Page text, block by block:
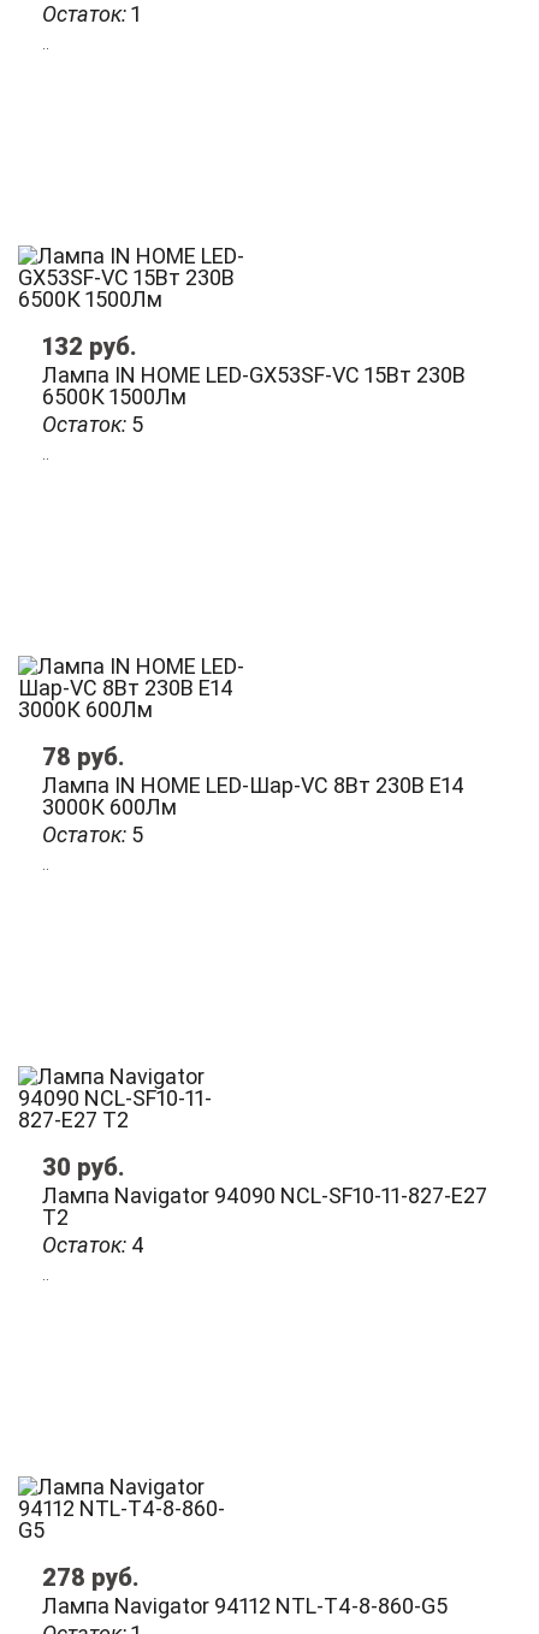
Остаток:1
Остаток: 5
Лампа IN HOME LED-GX53SF-VC 15Вт 230В
6500К 1500Лм
132 руб.
Остаток: 5
Лампа IN HOME LED-Шар-VC 8Вт 230В Е14
3000К 600Лм
78 руб.
Остаток: 4
Лампа Navigator 94090 NCL-SF10-11-827-Е27
Т2
30 руб.
Лампа Navigator 94112 NTL-T4-8-860-G5
278 руб.